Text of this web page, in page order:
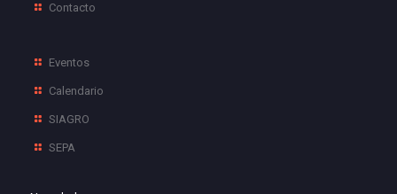
Contacto
Eventos
Calendario
SIAGRO
SEPA